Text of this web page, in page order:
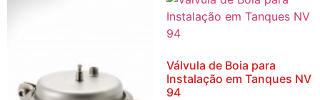
Válvula de Boia para
Instalação em Tanques NV
94